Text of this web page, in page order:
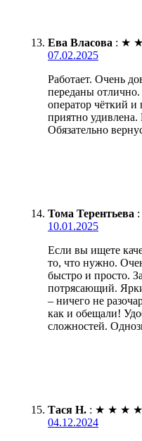
Ева Власова : ★ ★
07.02.2025
Работает. Очень
переданы
оператор чёткий
приятно
Обязательно
Тома Терентьева :
10.01.2025
Если вы ищете
то, что нужно.
быстро и просто.
потрясающий.
– ничего не
как и обещали!
сложностей.
Тася Н. : ★ ★ ★ ★
04.12.2024